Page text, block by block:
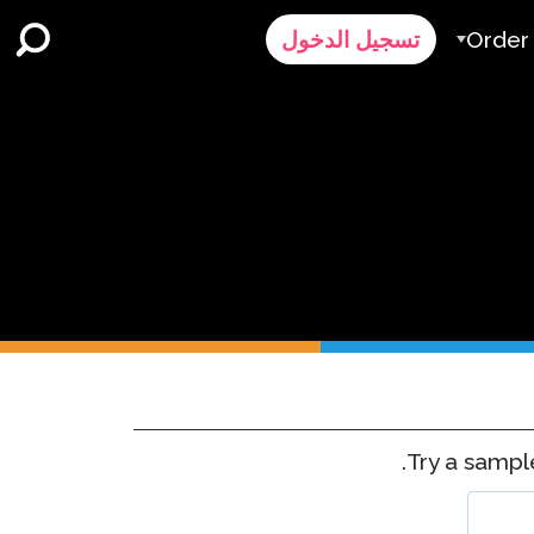
Order تسجيل الدخول